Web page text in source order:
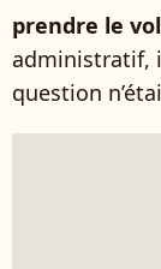
prendre le
administratif,
question